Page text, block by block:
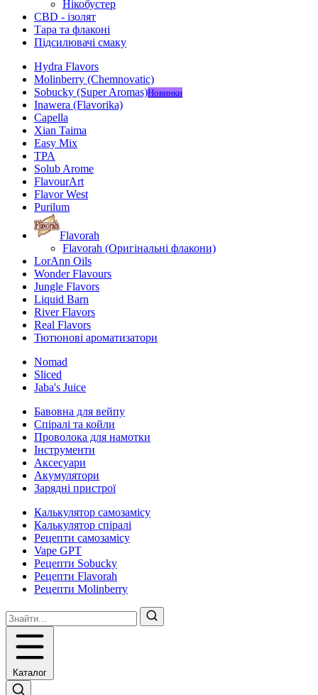
Нікобустер
CBD - ізолят
Тара та флаконі
Підсилювачі смаку
Hydra Flavors
Molinberry (Chemnovatic)
Sobucky (Super Aromas)Новинки
Inawera (Flavorika)
Capella
Xian Taima
Easy Mix
TPA
Solub Arome
FlavourArt
Flavor West
Purilum
Flavorah
Flavorah (Оригінальні флакони)
LorAnn Oils
Wonder Flavours
Jungle Flavors
Liquid Barn
River Flavors
Real Flavors
Тютюнові ароматизатори
Nomad
Sliced
Jaba's Juice
Бавовна для вейпу
Спіралі та койли
Проволока для намотки
Інструменти
Аксесуари
Акумулятори
Зарядні пристрої
Калькулятор самозамісу
Калькулятор спіралі
Рецепти самозамісу
Vape GPT
Рецепти Sobucky
Рецепти Flavorah
Рецепти Molinberry
Каталог